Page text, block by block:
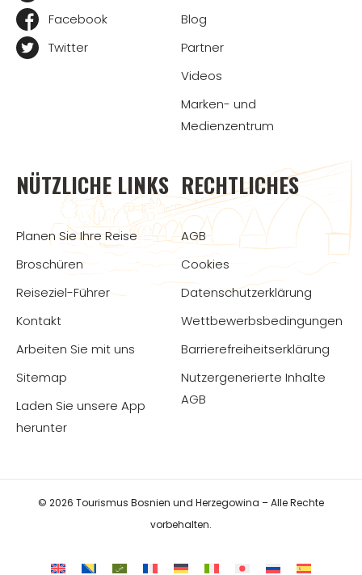
Facebook
Twitter
Blog
Partner
Videos
Marken- und
Medienzentrum
NÜTZLICHE LINKS
Planen Sie Ihre Reise
Broschüren
Reiseziel-Führer
Kontakt
Arbeiten Sie mit uns
Sitemap
Laden Sie unsere App
herunter
RECHTLICHES
AGB
Cookies
Datenschutzerklärung
Wettbewerbsbedingungen
Barrierefreiheitserklärung
Nutzergenerierte Inhalte
AGB
© 2026 Tourismus Bosnien und Herzegowina – Alle Rechte
vorbehalten.